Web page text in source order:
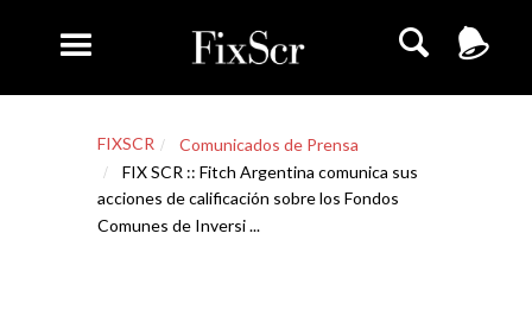
FIXSCR
Comunicados de Prensa
FIX SCR :: Fitch Argentina comunica sus
acciones de calificación sobre los Fondos
Comunes de Inversi ...